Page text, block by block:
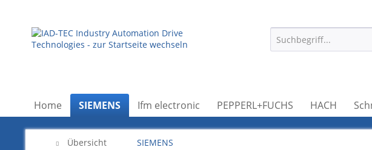
Home SIEMENS Ifm electronic PEPPERL+FUCHS HACH
Übersicht SIEMENS